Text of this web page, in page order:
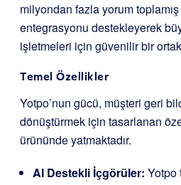
milyondan fazla yorum
entegrasyonu destekleyerek
işletmeleri için güvenilir bir
Temel Özellikler
Yotpo’nun gücü, müşteri geri
dönüştürmek için tasarlanan
ürününde yatmaktadır.
AI Destekli İçgörüler: Yotpo